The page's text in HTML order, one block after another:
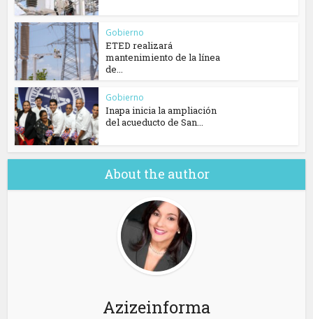
Gobierno
ETED realizará
mantenimiento de la línea
de...
Gobierno
Inapa inicia la ampliación
del acueducto de San...
About the author
Azizeinforma